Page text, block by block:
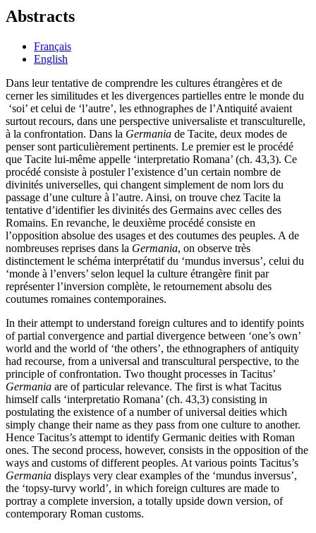
Abstracts
Français
English
Dans leur tentative de comprendre les cultures étrangères et de
cerner les similitudes et les divergences partielles entre le monde du
‘soi’ et celui de ‘l’autre’, les ethnographes de l’Antiquité avaient
surtout recours, dans une perspective universaliste et transculturelle,
à la confrontation. Dans la Germania de Tacite, deux modes de
penser sont particulièrement pertinents. Le premier est le procédé
que Tacite lui-même appelle ‘interpretatio Romana’ (ch. 43,3). Ce
procédé consiste à postuler l’existence d’un certain nombre de
divinités universelles, qui changent simplement de nom lors du
passage d’une culture à l’autre. Ainsi, on trouve chez Tacite la
tentative d’identifier les divinités des Germains avec celles des
Romains. En revanche, le deuxième procédé consiste en
l’opposition absolue des usages et des coutumes des peuples. A de
nombreuses reprises dans la Germania, on observe très
distinctement le schéma interprétatif du ‘mundus inversus’, celui du
‘monde à l’envers’ selon lequel la culture étrangère finit par
représenter l’inversion complète, le retournement absolu des
coutumes romaines contemporaines.
In their attempt to understand foreign cultures and to identify points
of partial convergence and partial divergence between ‘one’s own’
world and the world of ‘the others’, the ethnographers of antiquity
had recourse, from a universal and transcultural perspective, to the
principle of confrontation. Two thought processes in Tacitus’
Germania are of particular relevance. The first is what Tacitus
himself calls ‘interpretatio Romana’ (ch. 43,3) consisting in
postulating the existence of a number of universal deities which
simply change their name as they pass from one culture to another.
Hence Tacitus’s attempt to identify Germanic deities with Roman
ones. The second process, however, consists in the opposition of the
ways and customs of different peoples. At various points Tacitus’s
Germania displays very clear examples of the ‘mundus inversus’,
the ‘topsy-turvy world’, in which foreign cultures are made to
portray a complete inversion, a totally upside down version, of
contemporary Roman customs.